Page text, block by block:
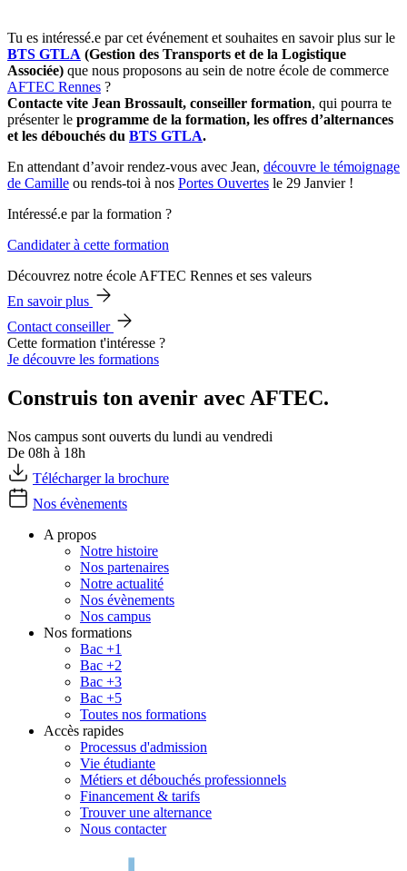
Tu es intéressé.e par cet événement et souhaites en savoir plus sur le
BTS GTLA (Gestion des Transports et de la Logistique
Associée) que nous proposons au sein de notre école de commerce
AFTEC Rennes ?
Contacte vite Jean Brossault, conseiller formation, qui pourra te
présenter le programme de la formation, les offres d’alternances
et les débouchés du BTS GTLA.
En attendant d’avoir rendez-vous avec Jean, découvre le témoignage
de Camille ou rends-toi à nos Portes Ouvertes le 29 Janvier !
Intéressé.e par la formation ?
Candidater à cette formation
Découvrez notre école AFTEC Rennes et ses valeurs
En savoir plus
Contact conseiller
Cette formation t'intéresse ?
Je découvre les formations
Construis ton avenir avec AFTEC.
Nos campus sont ouverts du lundi au vendredi
De 08h à 18h
Télécharger la brochure
Nos évènements
A propos
Notre histoire
Nos partenaires
Notre actualité
Nos évènements
Nos campus
Nos formations
Bac +1
Bac +2
Bac +3
Bac +5
Toutes nos formations
Accès rapides
Processus d'admission
Vie étudiante
Métiers et débouchés professionnels
Financement & tarifs
Trouver une alternance
Nous contacter